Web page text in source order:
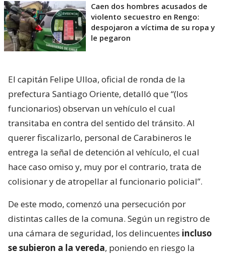
Caen dos hombres acusados de
violento secuestro en Rengo:
despojaron a víctima de su ropa y
le pegaron
El capitán Felipe Ulloa, oficial de ronda de la
prefectura Santiago Oriente, detalló que “(los
funcionarios) observan un vehículo el cual
transitaba en contra del sentido del tránsito. Al
querer fiscalizarlo, personal de Carabineros le
entrega la señal de detención al vehículo, el cual
hace caso omiso y, muy por el contrario, trata de
colisionar y de atropellar al funcionario policial”.
De este modo, comenzó una persecución por
distintas calles de la comuna. Según un registro de
una cámara de seguridad, los delincuentes incluso
se subieron a la vereda, poniendo en riesgo la